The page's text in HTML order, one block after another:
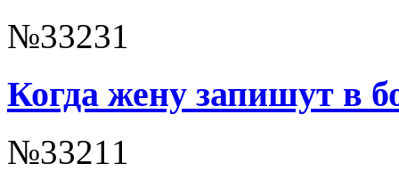
№33231
Когда жену запишут в
№33211